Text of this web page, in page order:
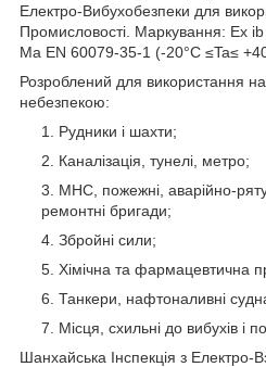
Електро-Вибухобезпеки для
Промисловості. Маркування: Ex
Ma EN 60079-35-1 (-20°C ≤Ta≤
Розроблений для використання
небезпекою:
Рудники і шахти;
Каналізація, тунелі, метро;
МНС, пожежні, аварійно-
ремонтні бригади;
Збройні сили;
Хімічна та фармацевтична
Танкери, нафтоналивні
Місця, схильні до вибухів і
Шанхайська Інспекція з Електро-